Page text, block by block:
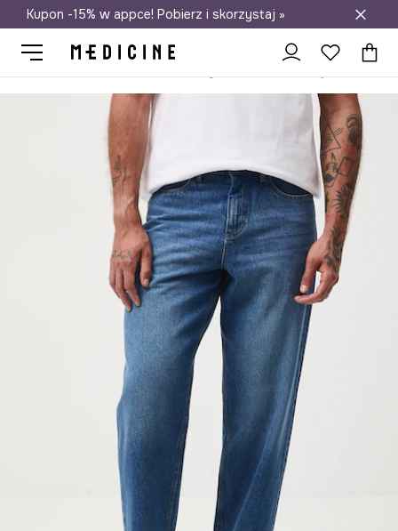
Darmowa dostawa do salonów
Kupon -15% w appce! Pobierz i skorzystaj »